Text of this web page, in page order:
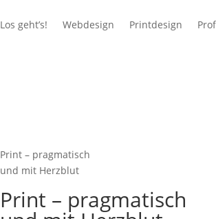
Los geht’s! Webdesign Printdesign
Print – pragmatisch
und mit Herzblut
Print – pragmatisch